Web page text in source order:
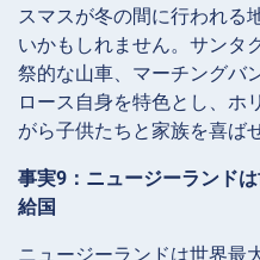
スマスが冬の間に行われる
いかもしれません。サンタ
祭的な山車、マーチングバ
ロース自身を特色とし、ホ
がら子供たちと家族を喜ば
事実9：ニュージーランド
給国
ニュージーランドは世界最